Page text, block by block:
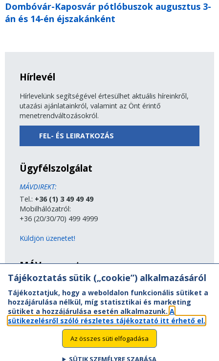
Dombóvár-Kaposvár pótlóbuszok augusztus 3-
án és 14-én éjszakánként
Hírlevél
Hírlevelünk segítségével értesülhet aktuális híreinkről,
utazási ajánlatainkról, valamint az Önt érintő
menetrendváltozásokról.
FEL- ÉS LEIRATKOZÁS
Ügyfélszolgálat
MÁVDIREKT:
Tel.: +36 (1) 3 49 49 49
Mobilhálózatról:
+36 (20/30/70) 499 4999
Küldjön üzenetet!
MÁV-csoport
A MÁV-csoport tagjai
Jogi útmutatás
Adatvédelem
Kapcsolat
Vasút a nagyvilágban
Akadálymentesítési nyilatkozat
Tájékoztatás sütik („cookie”) alkalmazásáról
Tájékoztatjuk, hogy a weboldalon funkcionális sütiket a
hozzájárulása nélkül, míg statisztikai és marketing
sütiket a hozzájárulása esetén alkalmazunk. A
sütikezelésről szóló részletes tájékoztató itt érhető el.
Az összes süti elfogadása
SÜTIK SZEMÉLYRE SZABÁSA